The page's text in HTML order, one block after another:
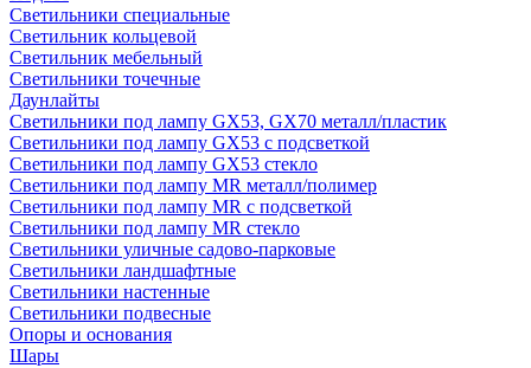
Светильники специальные
Светильник кольцевой
Светильник мебельный
Светильники точечные
Даунлайты
Светильники под лампу GX53, GX70 металл/пластик
Светильники под лампу GX53 с подсветкой
Светильники под лампу GX53 стекло
Светильники под лампу MR металл/полимер
Светильники под лампу MR с подсветкой
Светильники под лампу MR стекло
Светильники уличные садово-парковые
Светильники ландшафтные
Светильники настенные
Светильники подвесные
Опоры и основания
Шары